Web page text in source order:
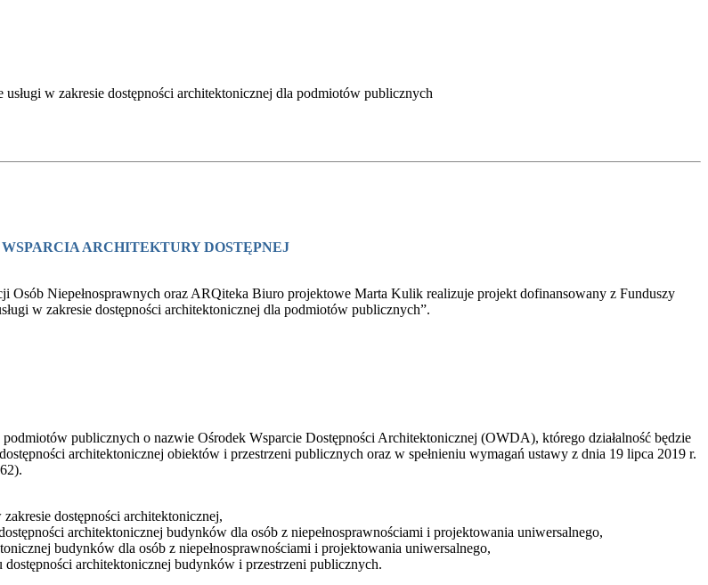
w zakresie dostępności architektonicznej dla podmiotów publicznych
ARCHITEKTURY DOSTĘPNEJ
Niepełnosprawnych oraz ARQiteka Biuro projektowe Marta Kulik realizuje projekt dofinansowany z Funduszy
w zakresie dostępności architektonicznej dla podmiotów publicznych”.
publicznych o nazwie Ośrodek Wsparcie Dostępności Architektonicznej (OWDA), którego działalność będzie
architektonicznej obiektów i przestrzeni publicznych oraz w spełnieniu wymagań ustawy z dnia 19 lipca 2019 r.
dostępności architektonicznej,
architektonicznej budynków dla osób z niepełnosprawnościami i projektowania uniwersalnego,
budynków dla osób z niepełnosprawnościami i projektowania uniwersalnego,
architektonicznej budynków i przestrzeni publicznych.